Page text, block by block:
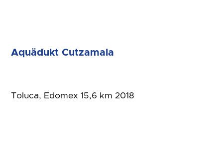
Aquädukt Cutzamala
Toluca, Edomex 15,6 km 2018